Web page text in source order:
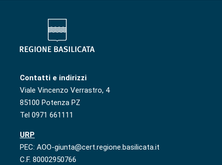
Contatti e indirizzi
Viale Vincenzo Verrastro, 4
85100 Potenza PZ
Tel 0971 661111
URP
PEC: AOO-giunta@cert.regione.basilicata.it
C.F. 80002950766